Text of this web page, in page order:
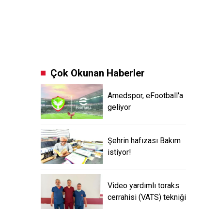
Çok Okunan Haberler
Amedspor, eFootball'a
geliyor
Şehrin hafızası Bakım
istiyor!
Video yardımlı toraks
cerrahisi (VATS) tekniği